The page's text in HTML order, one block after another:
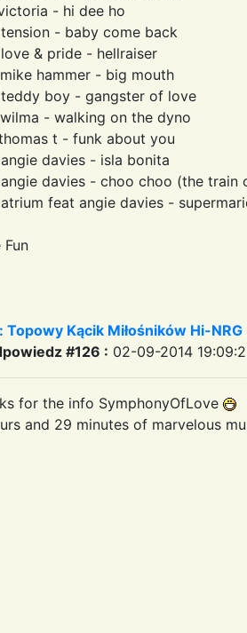
- hi dee ho
- baby come back
& pride - hellraiser
hammer - big mouth
boy - gangster of love
- walking on the dyno
t - funk about you
davies - isla bonita
davies - choo choo (the train
feat angie davies -
Fun
Topowy Kącik Miłośników Hi-NRG
#126 : 02-09-2014
for the info SymphonyOfLove
and 29 minutes of marvelous